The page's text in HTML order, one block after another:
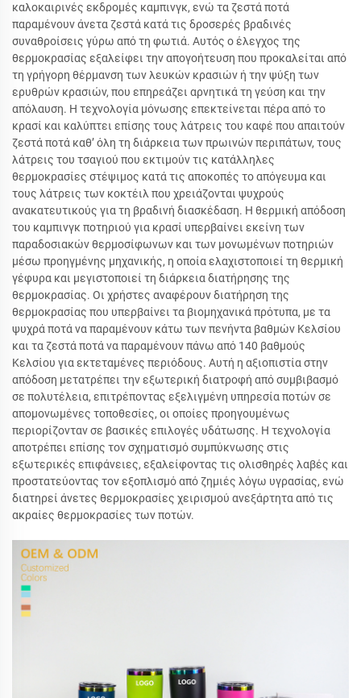
καλοκαιρινές εκδρομές καμπινγκ, ενώ τα ζεστά ποτά
παραμένουν άνετα ζεστά κατά τις δροσερές βραδινές
συναθροίσεις γύρω από τη φωτιά. Αυτός ο έλεγχος της
θερμοκρασίας εξαλείφει την απογοήτευση που προκαλείται από
τη γρήγορη θέρμανση των λευκών κρασιών ή την ψύξη των
ερυθρών κρασιών, που επηρεάζει αρνητικά τη γεύση και την
απόλαυση. Η τεχνολογία μόνωσης επεκτείνεται πέρα από το
κρασί και καλύπτει επίσης τους λάτρεις του καφέ που απαιτούν
ζεστά ποτά καθ’ όλη τη διάρκεια των πρωινών περιπάτων, τους
λάτρεις του τσαγιού που εκτιμούν τις κατάλληλες
θερμοκρασίες στέψιμος κατά τις αποκοπές το απόγευμα και
τους λάτρεις των κοκτέιλ που χρειάζονται ψυχρούς
ανακατευτικούς για τη βραδινή διασκέδαση. Η θερμική απόδοση
του καμπινγκ ποτηριού για κρασί υπερβαίνει εκείνη των
παραδοσιακών θερμοσίφωνων και των μονωμένων ποτηριών
μέσω προηγμένης μηχανικής, η οποία ελαχιστοποιεί τη θερμική
γέφυρα και μεγιστοποιεί τη διάρκεια διατήρησης της
θερμοκρασίας. Οι χρήστες αναφέρουν διατήρηση της
θερμοκρασίας που υπερβαίνει τα βιομηχανικά πρότυπα, με τα
ψυχρά ποτά να παραμένουν κάτω των πενήντα βαθμών Κελσίου
και τα ζεστά ποτά να παραμένουν πάνω από 140 βαθμούς
Κελσίου για εκτεταμένες περιόδους. Αυτή η αξιοπιστία στην
απόδοση μετατρέπει την εξωτερική διατροφή από συμβιβασμό
σε πολυτέλεια, επιτρέποντας εξελιγμένη υπηρεσία ποτών σε
απομονωμένες τοποθεσίες, οι οποίες προηγουμένως
περιορίζονταν σε βασικές επιλογές υδάτωσης. Η τεχνολογία
αποτρέπει επίσης τον σχηματισμό συμπύκνωσης στις
εξωτερικές επιφάνειες, εξαλείφοντας τις ολισθηρές λαβές και
προστατεύοντας τον εξοπλισμό από ζημιές λόγω υγρασίας, ενώ
διατηρεί άνετες θερμοκρασίες χειρισμού ανεξάρτητα από τις
ακραίες θερμοκρασίες των ποτών.